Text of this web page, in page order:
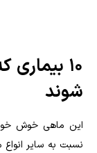
۱۰
شوند
این ماهی خوش
نسبت به سایر